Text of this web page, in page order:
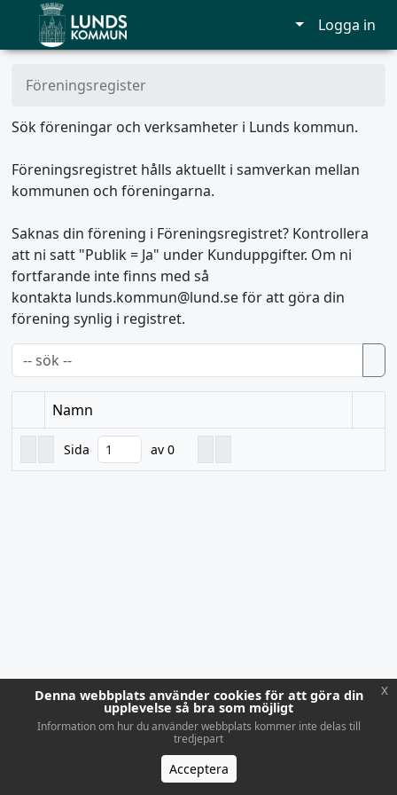
Logga in
Föreningsregister
Sök föreningar och verksamheter i Lunds kommun.
Föreningsregistret hålls aktuellt i samverkan mellan
kommunen och föreningarna.
Saknas din förening i Föreningsregistret? Kontrollera
att ni satt "Publik = Ja" under Kunduppgifter. Om ni
fortfarande inte finns med så
kontakta lunds.kommun@lund.seför att göra din
förening synlig i registret.
Namn
Sida av 0
Denna webbplats använder cookies för att göra din
upplevelse så bra som möjligt
Information om hur du använder webbplats kommer inte delas till
tredjepart
Acceptera
x